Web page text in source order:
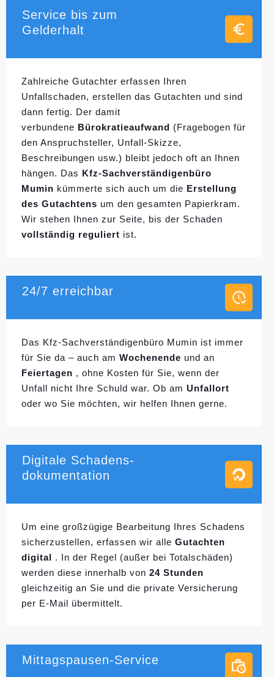
Service bis zum
Gelderhalt
Zahlreiche Gutachter erfassen Ihren
Unfallschaden, erstellen das Gutachten und sind
dann fertig. Der damit
verbundene Bürokratieaufwand (Fragebogen für
den Anspruchsteller, Unfall-Skizze,
Beschreibungen usw.) bleibt jedoch oft an Ihnen
hängen. Das Kfz-Sachverständigenbüro
Mumin kümmerte sich auch um die Erstellung
des Gutachtens um den gesamten Papierkram.
Wir stehen Ihnen zur Seite, bis der Schaden
vollständig reguliert ist.
24/7 erreichbar
Das Kfz-Sachverständigenbüro Mumin ist immer
für Sie da – auch am Wochenende und an
Feiertagen , ohne Kosten für Sie, wenn der
Unfall nicht Ihre Schuld war. Ob am Unfallort
oder wo Sie möchten, wir helfen Ihnen gerne.
Digitale Schadens-
dokumentation
Um eine großzügige Bearbeitung Ihres Schadens
sicherzustellen, erfassen wir alle Gutachten
digital . In der Regel (außer bei Totalschäden)
werden diese innerhalb von 24 Stunden
gleichzeitig an Sie und die private Versicherung
per E-Mail übermittelt.
Mittagspausen-Service